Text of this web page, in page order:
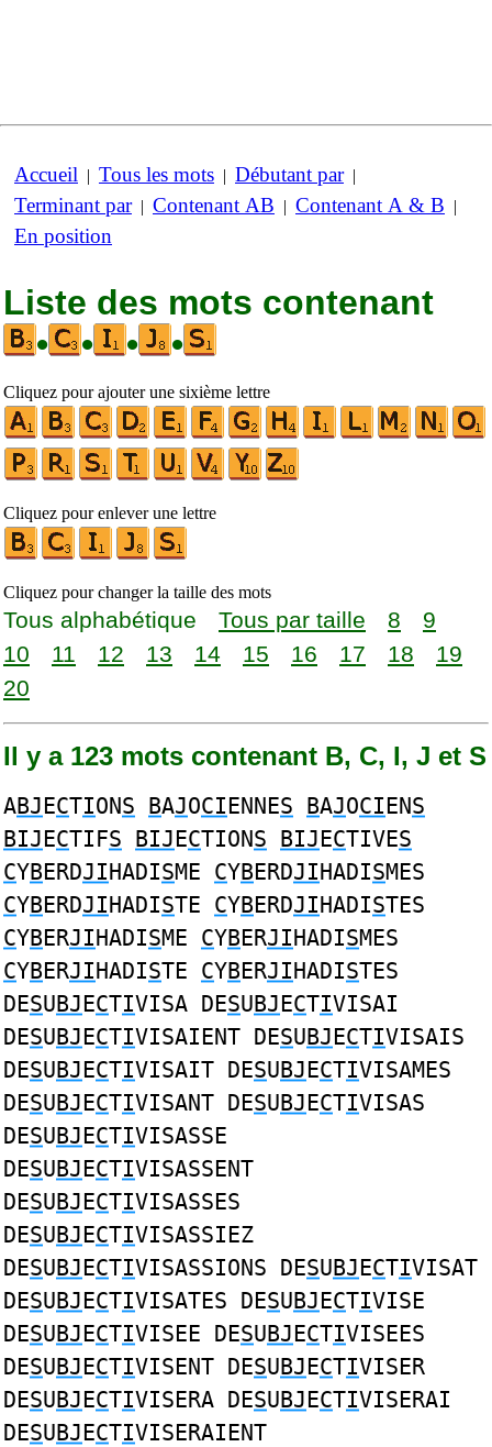
Accueil | Tous les mots | Débutant par|
Terminant par| Contenant AB | Contenant A & B |
En position
Liste des mots contenant
•
• • •
Cliquez pour ajouter une sixième lettre
Cliquez pour enlever une lettre
Cliquez pour changer la taille des mots
Tous alphabétique Tous par taille 8
9
10
11 12 13 14 15 16 17 18
19
20
Il y a 123 mots contenant B, C, I, J et S
ABJECTIONS BAJOCIENNES BAJOCIENS
BIJECTIFS BIJECTIONS BIJECTIVES
CYBERDJIHADISME CYBERDJIHADISMES
CYBERDJIHADISTE CYBERDJIHADISTES
CYBERJIHADISME CYBERJIHADISMES
CYBERJIHADISTE CYBERJIHADISTES
DESUBJECTIVISA DESUBJECTIVISAI
DESUBJECTIVISAIENT DESUBJECTIVISAIS
DESUBJECTIVISAIT DESUBJECTIVISAMES
DESUBJECTIVISANT DESUBJECTIVISAS
DESUBJECTIVISASSE
DESUBJECTIVISASSENT
DESUBJECTIVISASSES
DESUBJECTIVISASSIEZ
DESUBJECTIVISASSIONS DESUBJECTIVISAT
DESUBJECTIVISATES DESUBJECTIVISE
DESUBJECTIVISEE DESUBJECTIVISEES
DESUBJECTIVISENT DESUBJECTIVISER
DESUBJECTIVISERA DESUBJECTIVISERAI
DESUBJECTIVISERAIENT